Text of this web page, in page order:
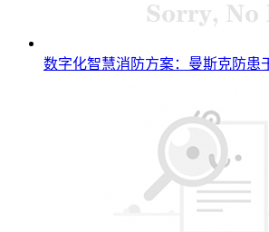
数字化智慧消防方案：曼斯克防患